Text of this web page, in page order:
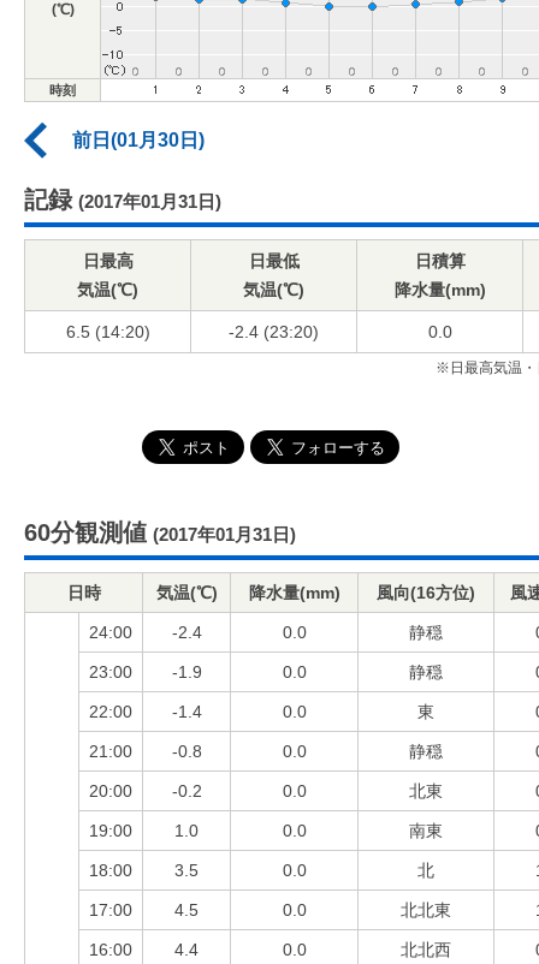
(℃)
時刻
前日(01月30日)
記録 (2017年01月31日)
日最高
気温(℃)
日最低
気温(℃)
日積算
降水量(mm)
6.5 (14:20) -2.4 (23:20) 0.0
※日最高気温・
60分観測値 (2017年01月31日)
日時 気温(℃) 降水量(mm) 風向(16方位) 風
24:00 -2.4 0.0 静穏
23:00 -1.9 0.0 静穏
22:00 -1.4 0.0 東
21:00 -0.8 0.0 静穏
20:00 -0.2 0.0 北東
19:00 1.0 0.0 南東
18:00 3.5 0.0 北
17:00 4.5 0.0 北北東
16:00 4.4 0.0 北北西